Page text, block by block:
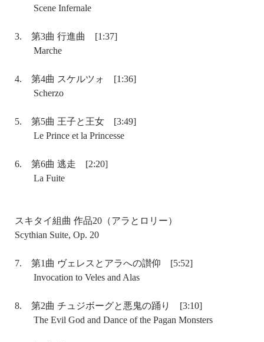
Scene Infernale
3. 第3曲 行進曲 [1:37]
Marche
4. 第4曲 スケルツォ [1:36]
Scherzo
5. 第5曲 王子と王女 [3:49]
Le Prince et la Princesse
6. 第6曲 逃走 [2:20]
La Fuite
スキタイ組曲 作品20（アラとロリー）
Scythian Suite, Op. 20
7. 第1曲 ヴェレスとアラへの讃仰 [5:52]
Invocation to Veles and Alas
8. 第2曲 チュジボーグと悪鬼の踊り [3:10]
The Evil God and Dance of the Pagan Monsters